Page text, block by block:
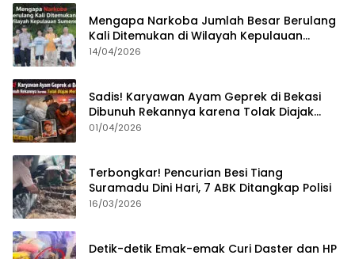
Mengapa Narkoba Jumlah Besar Berulang
Kali Ditemukan di Wilayah Kepulauan
Sumenep?
14/04/2026
Sadis! Karyawan Ayam Geprek di Bekasi
Dibunuh Rekannya karena Tolak Diajak
Merampok Majikan
01/04/2026
Terbongkar! Pencurian Besi Tiang
Suramadu Dini Hari, 7 ABK Ditangkap Polisi
16/03/2026
Detik-detik Emak-emak Curi Daster dan HP